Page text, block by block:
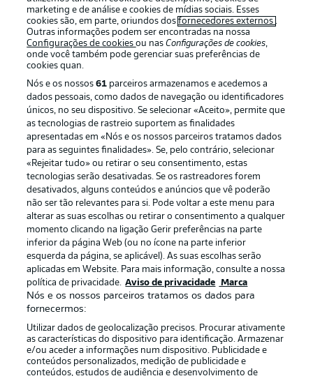
Oferecido por
Publicidade Avisos legais
Gerir preferências Aviso de privacidade
Emissoras
Trabalhe conosco Marca
Contato Jogadores
marketing e de análise e cookies de mídias sociais. Esses
cookies são, em parte, oriundos dosfornecedores externos .
Outras informações podem ser encontradas na nossa
Configurações de cookiesou nasConfigurações de cookies,
onde você também pode gerenciar suas preferências de
cookies quan.
Nós e os nossos61 parceiros armazenamos e acedemos a
dados pessoais, como dados de navegação ou identificadores
únicos, no seu dispositivo. Se selecionar «Aceito», permite que
as tecnologias de rastreio suportem as finalidades
apresentadas em «Nós e os nossos parceiros tratamos dados
para as seguintes finalidades». Se, pelo contrário, selecionar
«Rejeitar tudo» ou retirar o seu consentimento, estas
tecnologias serão desativadas. Se os rastreadores forem
desativados, alguns conteúdos e anúncios que vê poderão
não ser tão relevantes para si. Pode voltar a este menu para
alterar as suas escolhas ou retirar o consentimento a qualquer
momento clicando na ligação Gerir preferências na parte
inferior da página Web (ou no ícone na parte inferior
esquerda da página, se aplicável). As suas escolhas serão
aplicadas em Website. Para mais informação, consulte a nossa
política de privacidade. Aviso de privacidade Marca
Nós e os nossos parceiros tratamos os dados para
fornecermos:
Utilizar dados de geolocalização precisos. Procurar ativamente
as características do dispositivo para identificação. Armazenar
e/ou aceder a informações num dispositivo. Publicidade e
conteúdos personalizados, medição de publicidade e
conteúdos, estudos de audiência e desenvolvimento de